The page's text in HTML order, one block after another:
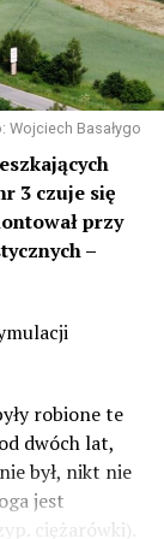
Wojciech Basałygo
3 czuje się
przy
–
robione te
dwóch lat,
był, nikt nie
jest
ciężarówki).